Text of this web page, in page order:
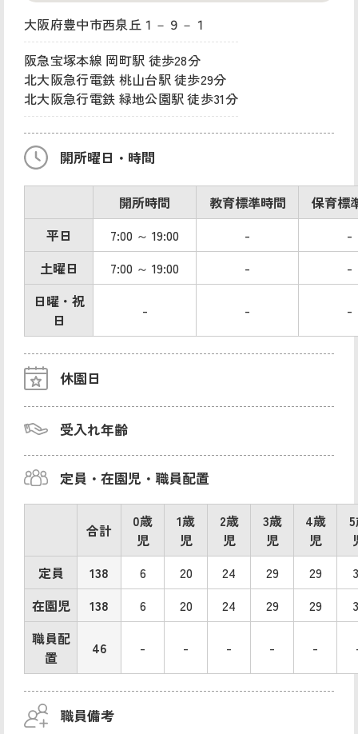
大阪府豊中市西泉丘１－９－１
阪急宝塚本線 岡町駅 徒歩28分
北大阪急行電鉄 桃山台駅 徒歩29分
北大阪急行電鉄 緑地公園駅 徒歩31分
開所曜日・時間
開所時間 教育標準時間
保育標
平日
7:00 ～ 19:00 -
-
土曜日
7:00 ～ 19:00 -
-
日曜・祝
日
- - -
休園日
受入れ年齢
定員・在園児・職員配置
合計
0歳
児
1歳
児
2歳
児
3歳
児
4歳
児
定員
138 6 20 24 29 29
在園児
138 6 20 24 29 29
職員配
置
46 - - - - -
職員備考